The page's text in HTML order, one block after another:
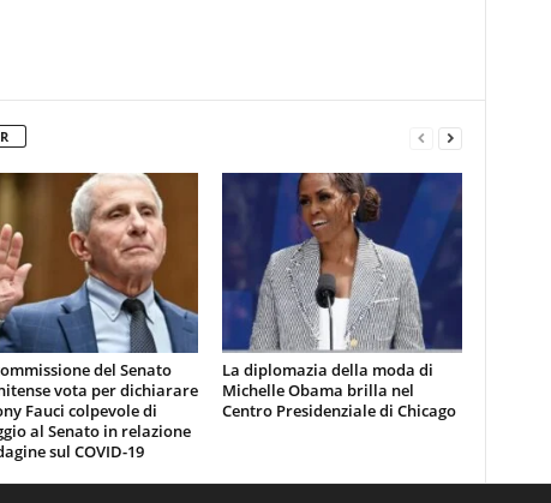
del Senato
vota per dichiarare
Fauci colpevole di
al Senato in relazione
sul COVID-19
La diplomazia della moda di
Michelle Obama brilla nel
Centro Presidenziale di Chicago